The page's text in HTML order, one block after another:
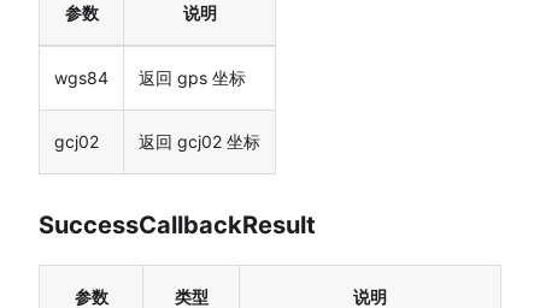
参数 说明
wgs84 返回 gps 坐标
gcj02 返回 gcj02 坐标
SuccessCallbackResult
参数 类型 说明